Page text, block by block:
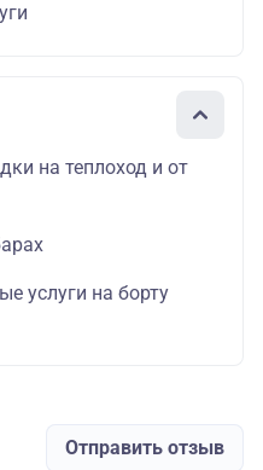
на теплоход и от
услуги на борту
Отправить отзыв